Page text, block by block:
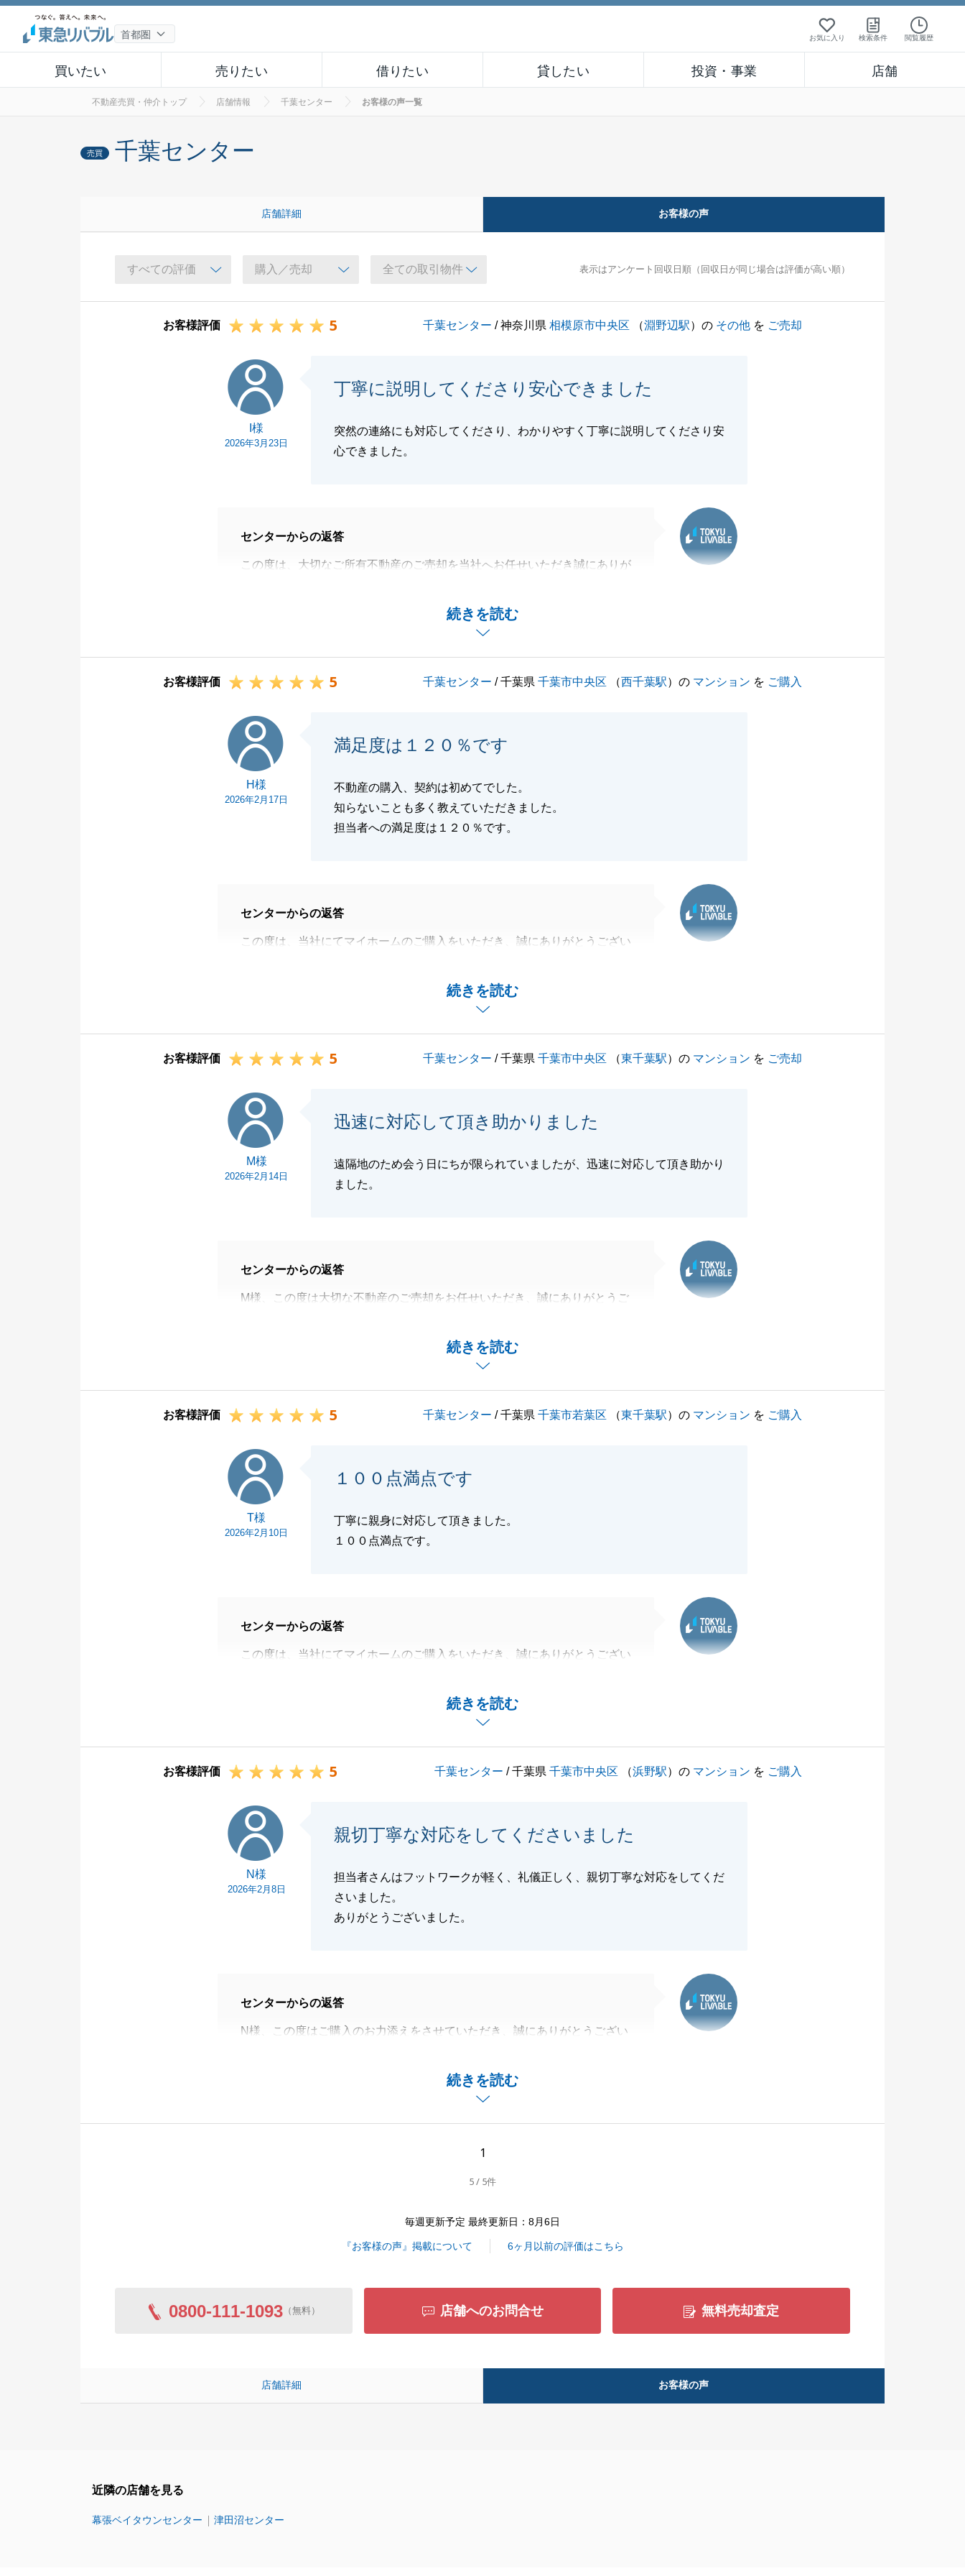
お気に入り 検索条件 閲覧履歴
買いたい 売りたい 借りたい 貸したい 投資・事業 店舗
不動産売買・仲介トップ 店舗情報 千葉センター お客様の声一覧
売買 千葉センター
店舗詳細 お客様の声
表示はアンケート回収日順（回収日が同じ場合は評価が高い順）
お客様評価 5 千葉センター / 神奈川県相模原市中央区 （淵野辺駅）の その他 を ご売却
I様
2026年3月23日
丁寧に説明してくださり安心できました
突然の連絡にも対応してくださり、わかりやすく丁寧に説明してくださり安
心できました。
続きを読む
センターからの返答
この度は、大切なご所有不動産のご売却を当社へお任せいただき誠にありが
今後とも、当社にお手伝いのできることがございましたら、お気軽にお申し
お客様評価 5 千葉センター / 千葉県千葉市中央区 （西千葉駅）の マンション を ご購入
H様
2026年2月17日
満足度は１２０％です
不動産の購入、契約は初めてでした。
知らないことも多く教えていただきました。
担当者への満足度は１２０％です。
続きを読む
センターからの返答
この度は、当社にてマイホームのご購入をいただき、誠にありがとうござい
「満足度は１２０％です」とのお言葉、大変嬉しく思います。
今後とも当社にお手伝いのできることがございましたら、お気軽にお申し付
閉じる
お客様評価 5 千葉センター / 千葉県千葉市中央区 （東千葉駅）の マンション を ご売却
M様
2026年2月14日
迅速に対応して頂き助かりました
遠隔地のため会う日にちが限られていましたが、迅速に対応して頂き助かり
ました。
続きを読む
センターからの返答
M様、この度は大切な不動産のご売却をお任せいただき、誠にありがとうご
遠隔地からご協力いただきましたこと感謝申し上げます。
今後も何かお手伝いできることがございましたらお気軽にお申しつけくださ
お客様評価 5 千葉センター / 千葉県千葉市若葉区 （東千葉駅）の マンション を ご購入
T様
2026年2月10日
１００点満点です
丁寧に親身に対応して頂きました。
１００点満点です。
続きを読む
センターからの返答
この度は、当社にてマイホームのご購入をいただき、誠にありがとうござい
お褒めのお言葉をいただき、大変嬉しく思います。
引き続き、当社にお手伝いのできることがございましたらお気軽にご連絡く
閉じる
お客様評価 5 千葉センター / 千葉県千葉市中央区 （浜野駅）の マンション を ご購入
N様
2026年2月8日
親切丁寧な対応をしてくださいました
担当者さんはフットワークが軽く、礼儀正しく、親切丁寧な対応をしてくだ
さいました。
ありがとうございました。
続きを読む
センターからの返答
N様、この度はご購入のお力添えをさせていただき、誠にありがとうござい
N様のご条件に合う物件をご購入頂けましたらこと嬉しく思います。
今後も何かお手伝いできることがございましたらお気軽にお申しつけくださ
1
5 / 5件
毎週更新予定 最終更新日：8月6日
『お客様の声』掲載について 6ヶ月以前の評価はこちら
0800-111-1093 （無料） 店舗へのお問合せ 無料売却査定
店舗詳細 お客様の声
近隣の店舗を見る
幕張ベイタウンセンター 津田沼センター